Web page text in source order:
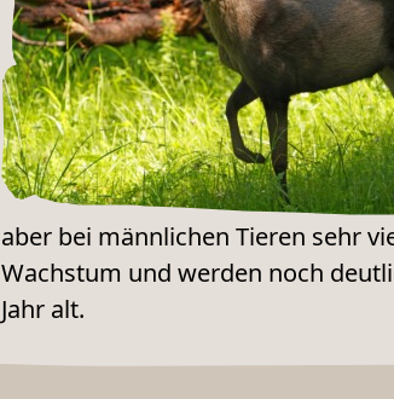
aber bei männlichen Tieren sehr
Wachstum und werden noch
Jahr alt.